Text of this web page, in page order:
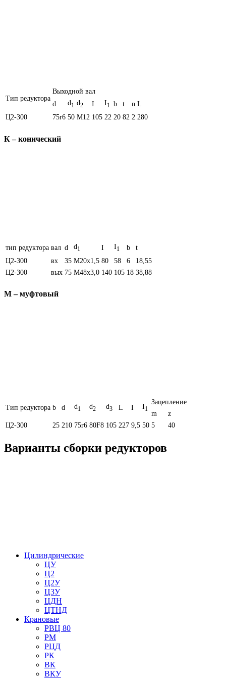
Тип редуктора
Выходной вал
d
d1 d2 I I1 b t n L
Ц2-300
75r6 50 M12 105 22 20 82 2 280
К – конический
тип редуктора вал d d1 I I1 b
t
Ц2-300
вх 35 M20x1,5 80 58 6
18,55
Ц2-300
вых 75 М48х3,0 140 105 18 38,88
М – муфтовый
Тип редуктора b d d1 d2 d3 L I I1
Зацепление
m
z
Ц2-300
25 210 75r6 80F8 105 227 9,5 50 5 40
Варианты сборки редукторов
Цилиндрические
ЦУ
Ц2
Ц2У
Ц3У
ЦДН
ЦТНД
Крановые
РВЦ 80
РМ
РЦД
РК
ВК
ВКУ